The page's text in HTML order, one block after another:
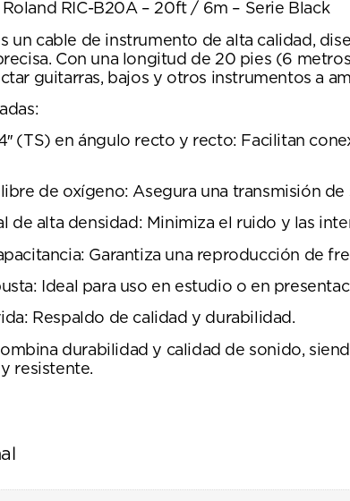
RIC-B20A – 20ft / 6m – Serie Black
un cable de instrumento de alta calidad,
Con una longitud de 20 pies (6
guitarras, bajos y otros instrumentos a
(TS) en ángulo recto y recto: Facilitan
de oxígeno: Asegura una transmisión de
de alta densidad: Minimiza el ruido y las
Garantiza una reproducción de
Ideal para uso en estudio o en
Respaldo de calidad y durabilidad.
durabilidad y calidad de sonido,
resistente.